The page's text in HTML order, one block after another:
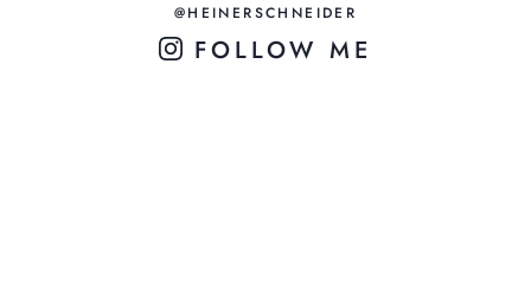
@HEINERSCHNEIDER
FOLLOW ME